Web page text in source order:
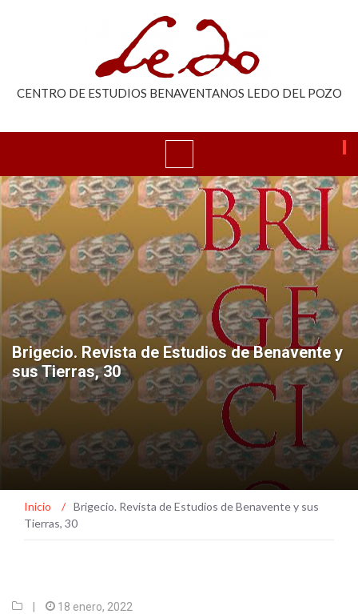
CENTRO DE ESTUDIOS BENAVENTANOS LEDO DEL POZO
Brigecio. Revista de Estudios de Benavente y
sus Tierras, 30
Inicio / Brigecio. Revista de Estudios de Benavente y sus
Tierras, 30
| 18 enero, 2022